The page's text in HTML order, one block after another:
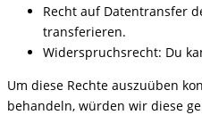
Recht auf Datentransfer
transferieren.
Widerspruchsrecht: Du
Um diese Rechte auszuüben
behandeln, würden wir diese